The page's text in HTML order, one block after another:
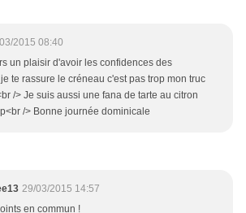
2015 08:40
un plaisir d'avoir les confidences des
te rassure le créneau c'est pas trop mon truc
/> Je suis aussi une fana de tarte au citron
/> Bonne journée dominicale
29/03/2015 14:57
en commun !